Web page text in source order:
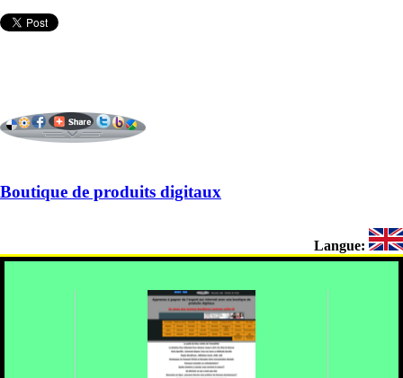
Boutique de produits digitaux
Langue: